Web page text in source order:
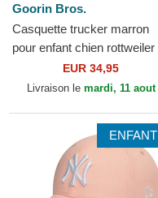
Goorin Bros.
Casquette trucker marron
pour enfant chien rottweiler
Bad Boy Mini The Farm
Goorin Bros.
EUR 34,95
Livraison le mardi, 11 aout
ENFANT